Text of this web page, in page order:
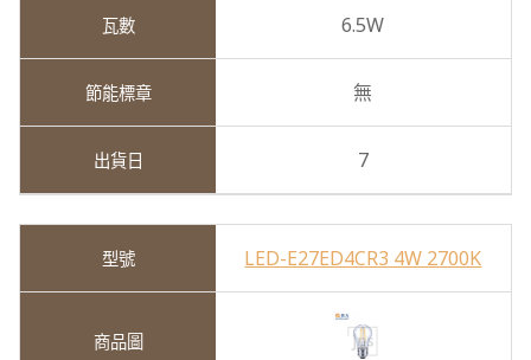
6.5W
無
7
LED-E27ED4CR3 4W 2700K